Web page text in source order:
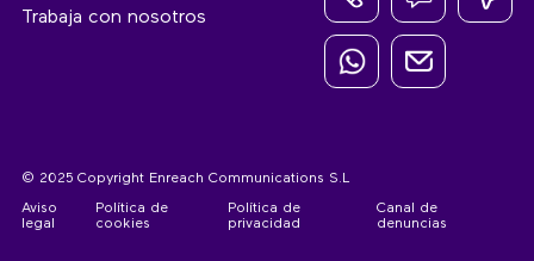
Trabaja con nosotros
© 2025 Copyright Enreach Communications S.L
Aviso
legal
Política de
cookies
Política de
privacidad
Canal de
denuncias